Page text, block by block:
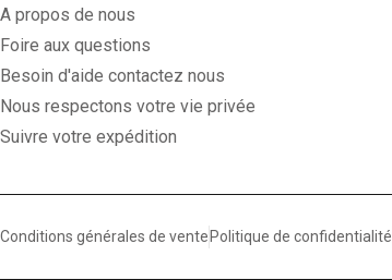
A propos de nous
Foire aux questions
Besoin d'aide contactez nous
Nous respectons votre vie privée
Suivre votre expédition
Conditions générales de vente Politique de confidentialité